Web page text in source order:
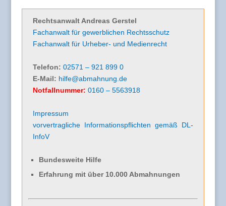
Rechtsanwalt Andreas Gerstel
Fachanwalt für gewerblichen Rechtsschutz
Fachanwalt für Urheber- und Medienrecht
Telefon: 02571 – 921 899 0
E-Mail: hilfe@abmahnung.de
Notfallnummer: 0160 – 5563918
Impressum
vorvertragliche Informationspflichten gemäß DL-
InfoV
Bundesweite Hilfe
Erfahrung mit über 10.000 Abmahnungen